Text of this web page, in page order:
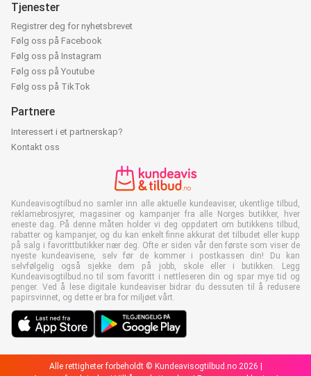
Tjenester
Registrer deg for nyhetsbrevet
Følg oss på Facebook
Følg oss på Instagram
Følg oss på Youtube
Følg oss på TikTok
Partnere
Interessert i et partnerskap?
Kontakt oss
Kundeavisogtilbud.no samler inn alle aktuelle kundeaviser, ukentlige tilbud,
reklamebrosjyrer, magasiner og kampanjer fra alle Norges butikker, hver
eneste dag. På denne måten holder vi deg oppdatert om butikkens tilbud,
rabatter og kampanjer, og du kan enkelt finne akkurat det tilbudet eller kupp
på salg i favorittbutikker nær deg. Ofte er siden vår den første som viser de
nyeste kundeavisene, selv før de kommer i postkassen din! Du kan
selvfølgelig også sjekke dem på jobb, skole eller i butikken. Legg
Kundeavisogtilbud.no til som favoritt i nettleseren din og spar mye tid og
penger. Ved å lese digitale kundeaviser bidrar du dessuten til å redusere
papirsvinnet, og dette er bra for miljøet vårt.
Alle rettigheter forbeholdt © Kundeavisogtilbud.no 2026 |